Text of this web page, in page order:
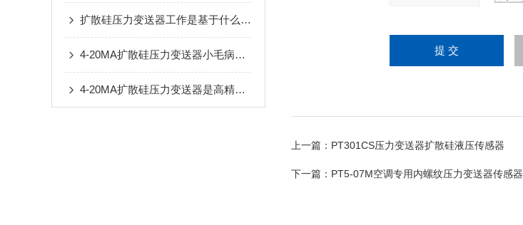
扩散硅压力变送器工作是基于什么原理来进行的
4-20MA扩散硅压力变送器小毛病不可怕,学会自我处理即可
4-20MA扩散硅压力变送器是高精度压力测量的可靠产品
上一篇： PT301CS压力变送器扩散硅液压传感器
下一篇： PT5-07M空调专用内螺纹压力变送器传感器